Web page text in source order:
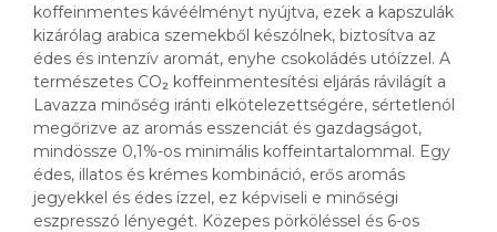
koffeinmentes kávéélményt nyújtva, ezek a kapszulák
kizárólag arabica szemekből készólnek, biztosítva az
édes és intenzív aromát, enyhe csokoládés utóízzel. A
természetes CO₂ koffeinmentesítési eljárás rávilágít a
Lavazza minőség iránti elkötelezettségére, sértetlenól
megőrizve az aromás esszenciát és gazdagságot,
mindössze 0,1%-os minimális koffeintartalommal. Egy
édes, illatos és krémes kombináció, erős aromás
jegyekkel és édes ízzel, ez képviseli e minőségi
eszpresszó lényegét. Közepes pörköléssel és 6-os